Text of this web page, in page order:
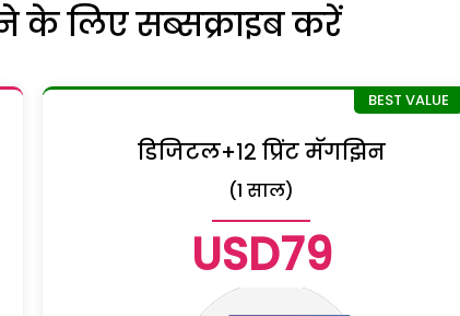
के लिए सब्सक्राइब करें
डिजिटल+१२ प्रिंट मॅगझिन
(1 साल)
USD79